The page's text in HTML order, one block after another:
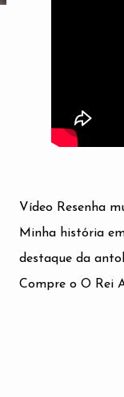
Vídeo Resenha
Minha história
destaque da
Compre o O Rei